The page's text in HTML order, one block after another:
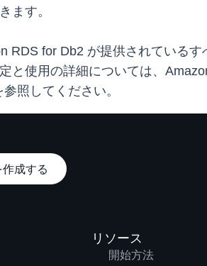
ます。
RDS for Db2 が提供されている
と使用の詳細については、
照してください。
成する
リソース
開始方法